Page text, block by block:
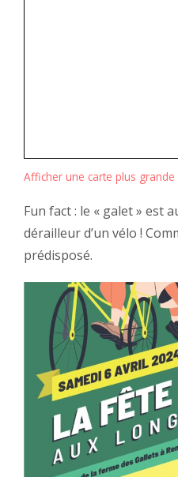
Afficher une carte plus grande
Fun fact : le « galet » est
dérailleur d’un vélo !
prédisposé.